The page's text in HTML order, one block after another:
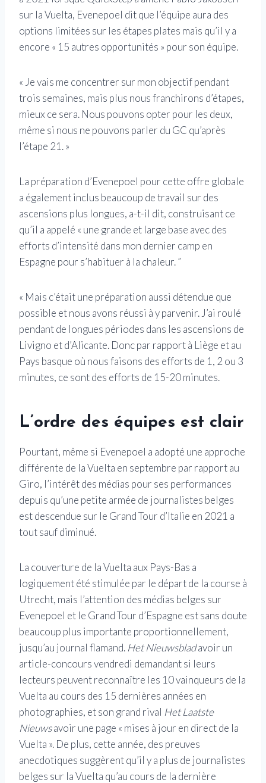
sur la Vuelta, Evenepoel dit que l’équipe aura des
options limitées sur les étapes plates mais qu’il y a
encore « 15 autres opportunités » pour son équipe.
« Je vais me concentrer sur mon objectif pendant
trois semaines, mais plus nous franchirons d’étapes,
mieux ce sera. Nous pouvons opter pour les deux,
même si nous ne pouvons parler du GC qu’après
l’étape 21. »
La préparation d’Evenepoel pour cette offre globale
a également inclus beaucoup de travail sur des
ascensions plus longues, a-t-il dit, construisant ce
qu’il a appelé « une grande et large base avec des
efforts d’intensité dans mon dernier camp en
Espagne pour s’habituer à la chaleur. ”
« Mais c’était une préparation aussi détendue que
possible et nous avons réussi à y parvenir. J’ai roulé
pendant de longues périodes dans les ascensions de
Livigno et d’Alicante. Donc par rapport à Liège et au
Pays basque où nous faisons des efforts de 1, 2 ou 3
minutes, ce sont des efforts de 15-20 minutes.
L’ordre des équipes est clair
Pourtant, même si Evenepoel a adopté une approche
différente de la Vuelta en septembre par rapport au
Giro, l’intérêt des médias pour ses performances
depuis qu’une petite armée de journalistes belges
est descendue sur le Grand Tour d’Italie en 2021 a
tout sauf diminué.
La couverture de la Vuelta aux Pays-Bas a
logiquement été stimulée par le départ de la course à
Utrecht, mais l’attention des médias belges sur
Evenepoel et le Grand Tour d’Espagne est sans doute
beaucoup plus importante proportionnellement,
jusqu’au journal flamand. Het Nieuwsbladavoir un
article-concours vendredi demandant si leurs
lecteurs peuvent reconnaître les 10 vainqueurs de la
Vuelta au cours des 15 dernières années en
photographies, et son grand rival Het Laatste
Nieuwsavoir une page « mises à jour en direct de la
Vuelta ». De plus, cette année, des preuves
anecdotiques suggèrent qu’il y a plus de journalistes
belges sur la Vuelta qu’au cours de la dernière